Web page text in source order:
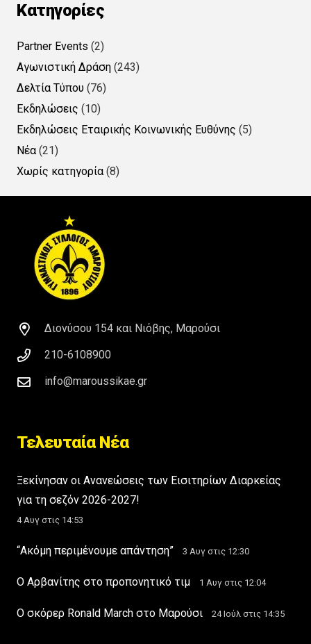
Kατηγορίες
Partner Events (2)
Αγωνιστική Δράση (243)
Δελτία Τύπου (76)
Εκδηλώσεις (10)
Εκδηλώσεις Εταιρικής Κοινωνικής Ευθύνης (5)
Νέα(21)
Χωρίς κατηγορία(8)
Διονύσου 154 και Νιόβης, Μαρούσι
210-6108900
info@maroussikae.gr
Τελευταία Νέα
Ξεκίνησαν οι Ανανεώσεις των Εισιτηρίων Διαρκείας
για τη σεζόν 2026-2027!
4 Αυγ στις 14:53
“Ακόμη περιμένουμε απάντηση” 3 Αυγ στις 12:30
Ο Αρβανίτης στο προπονητικό τιμ 1 Αυγ στις 12:04
Ο σκόρερ Ronald March στο Μαρούσι 24 Ιούλ στις 14:35